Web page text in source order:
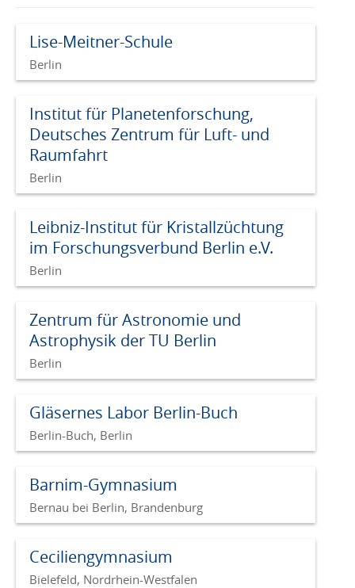
Lise-Meitner-Schule
Berlin
Institut für Planetenforschung,
Deutsches Zentrum für Luft- und
Raumfahrt
Berlin
Leibniz-Institut für Kristallzüchtung
im Forschungsverbund Berlin e.V.
Berlin
Zentrum für Astronomie und
Astrophysik der TU Berlin
Berlin
Gläsernes Labor Berlin-Buch
Berlin-Buch, Berlin
Barnim-Gymnasium
Bernau bei Berlin, Brandenburg
Ceciliengymnasium
Bielefeld, Nordrhein-Westfalen